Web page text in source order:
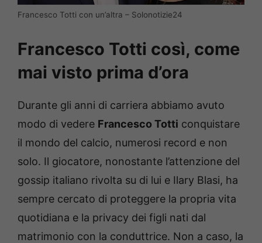
Francesco Totti con un’altra – Solonotizie24
Francesco Totti così, come
mai visto prima d’ora
Durante gli anni di carriera abbiamo avuto
modo di vedere Francesco Totti conquistare
il mondo del calcio, numerosi record e non
solo. Il giocatore, nonostante l’attenzione del
gossip italiano rivolta su di lui e Ilary Blasi, ha
sempre cercato di proteggere la propria vita
quotidiana e la privacy dei figli nati dal
matrimonio con la conduttrice. Non a caso, la